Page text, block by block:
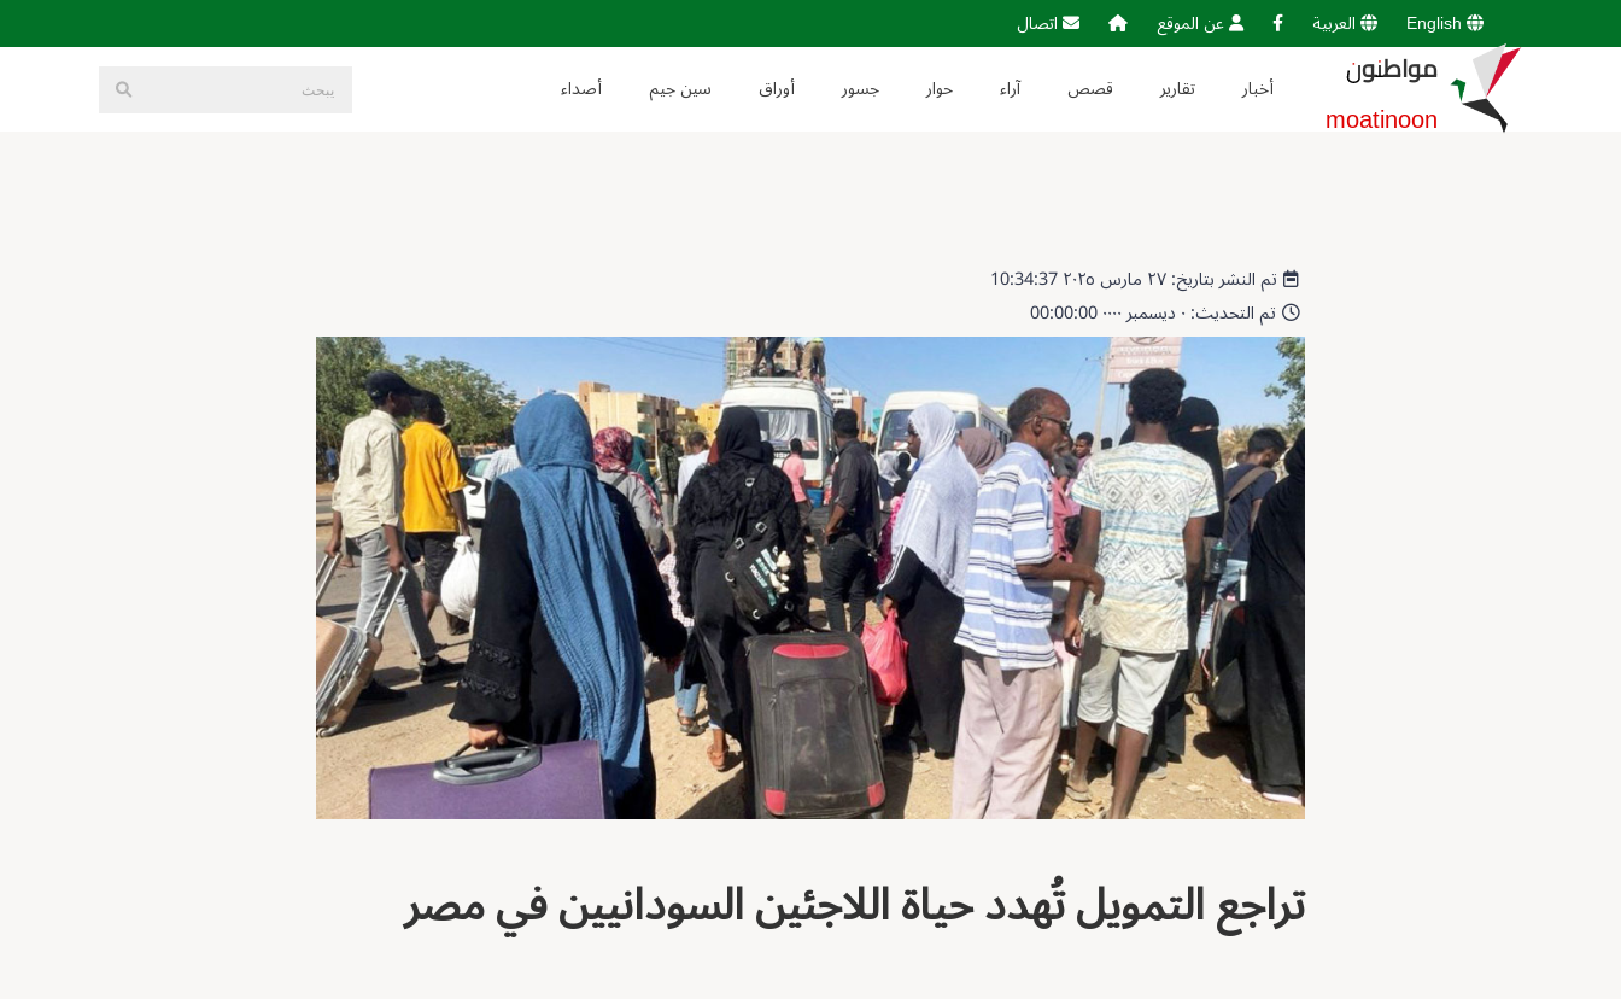
English العربية عن الموقع اتصال
مواطنون
moatinoon
أخبار تقارير قصص آراء حوار جسور أوراق سين جيم أصداء
تم النشر بتاريخ: ٢٧ مارس ٢٠٢٥ 10:34:37
تم التحديث: ٠ ديسمبر ٠٠٠٠ 00:00:00
تراجع التمويل تُهدد حياة اللاجئين السودانيين في مصر